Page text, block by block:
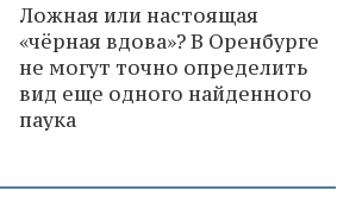
Ложная или настоящая
«чёрная вдова»? В Оренбурге
не могут точно определить
вид еще одного найденного
паука